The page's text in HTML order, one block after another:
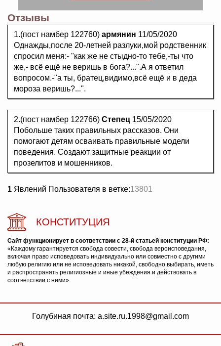
Отзывы
1.(пост намбер 122760) армянин 11/05/2020
Однажды,после 20-летней разлуки,мой родственник
спросил меня:- "как же не стыдно-то тебе,-ты что
же,- всё ещё не веришь в бога?...".А я ответил
вопросом.-"а ты, братец,видимо,всё ещё и в деда
мороза веришь?...".
2.(пост намбер 122766) Степец 15/05/2020
Побольше таких правильных рассказов. Они
помогают детям осваивать правильные модели
поведения. Создают защитные реакции от
прозелитов и мошенников.
1 Явлений Пользователя в ветке:13801
КОНСТИТУЦИЯ
Сайт функционирует в соответствии с 28-й статьей конституции РФ:
«Каждому гарантируется свобода совести, свобода вероисповедания,
включая право исповедовать индивидуально или совместно с другими
любую религию или не исповедовать никакой, свободно выбирать, иметь
и распространять религиозные и иные убеждения и действовать в
соответствии с ними».
Голубиная почта: a.site.ru.1998@gmail.com